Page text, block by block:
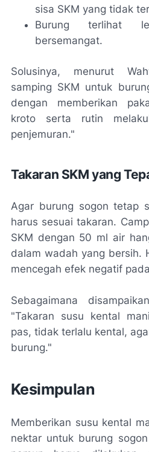
sisa SKM yang tidak
Burung terlihat
bersemangat.
Solusinya, menurut
samping SKM untuk
dengan memberikan
kroto serta rutin
penjemuran."
Takaran SKM yang
Agar burung sogon tetap
harus sesuai takaran.
SKM dengan 50 ml air
dalam wadah yang bersih.
mencegah efek negatif
Sebagaimana
"Takaran susu kental
pas, tidak terlalu kental,
burung."
Kesimpulan
Memberikan susu kental
nektar untuk burung